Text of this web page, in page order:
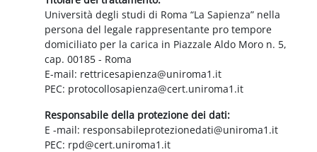
Università degli studi di Roma “La Sapienza” nella
persona del legale rappresentante pro tempore
domiciliato per la carica in Piazzale Aldo Moro n. 5,
cap. 00185 - Roma
E-mail: rettricesapienza@uniroma1.it
PEC: protocollosapienza@cert.uniroma1.it
Responsabile della protezione dei dati:
E -mail: responsabileprotezionedati@uniroma1.it
PEC: rpd@cert.uniroma1.it